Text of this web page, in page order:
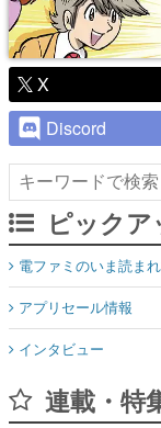
X
Discord
ピックア
電ファミのいま読ま
アプリセール情報
インタビュー
連載・特